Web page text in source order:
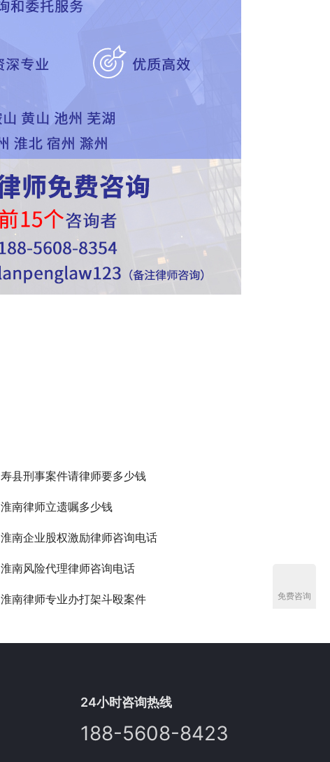
寿县刑事案件请律师要多少钱
淮南律师立遗嘱多少钱
淮南企业股权激励律师咨询电话
淮南风险代理律师咨询电话
淮南律师专业办打架斗殴案件
24小时咨询热线
188-5608-8423
免费咨询